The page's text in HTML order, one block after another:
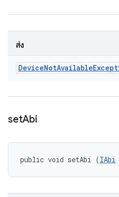
ส่ง
DeviceNotAvailable
setAbi
public void setAbi (IAbi